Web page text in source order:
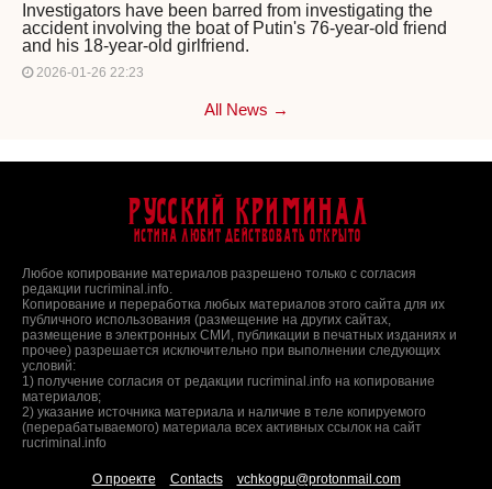
Investigators have been barred from investigating the
accident involving the boat of Putin's 76-year-old friend
and his 18-year-old girlfriend.
2026-01-26 22:23
All News →
Русский Криминал
Истина любит действовать открыто
Любое копирование материалов разрешено только с согласия
редакции rucriminal.info.
Копирование и переработка любых материалов этого сайта для их
публичного использования (размещение на других сайтах,
размещение в электронных СМИ, публикации в печатных изданиях и
прочее) разрешается исключительно при выполнении следующих
условий:
1) получение согласия от редакции rucriminal.info на копирование
материалов;
2) указание источника материала и наличие в теле копируемого
(перерабатываемого) материала всех активных ссылок на сайт
rucriminal.info
О проекте Contacts vchkogpu@protonmail.com